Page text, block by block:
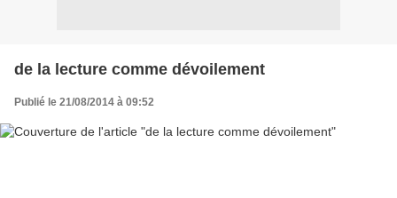
de la lecture comme dévoilement
Publié le 21/08/2014 à 09:52